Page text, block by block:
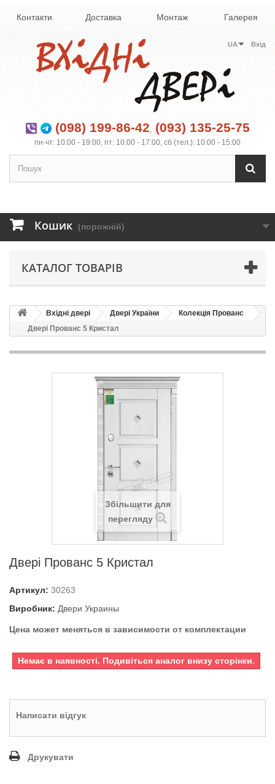
Контакти Доставка Монтаж Галерея
Вхід
UA
(098) 199-86-42, (093) 135-25-75
пн-чт: 10:00 - 19:00, пт: 10:00 - 17:00, сб (тел.): 10:00 - 15:00
Кошик (порожній)
КАТАЛОГ ТОВАРІВ
Вхідні двері Двері України
Колекція Прованс
Двері Прованс 5 Кристал
Збільшити для
перегляду
Двері Прованс 5 Кристал
Артикул: 30263
Виробник: Двери Украины
Цена может меняться в зависимости от комплектации
Немає в наявності. Подивіться аналог внизу сторінки.
Написати відгук
Друкувати